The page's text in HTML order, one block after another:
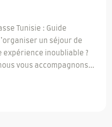
Tunisie : Guide
un séjour de
expérience inoubliable ?
vous accompagnons...